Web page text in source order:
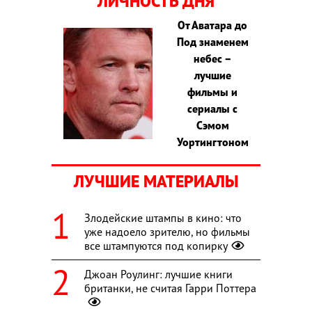
От Аватара до
Под знаменем
небес –
лучшие
фильмы и
сериалы с
Сэмом
Уортингтоном
ЛУЧШИЕ МАТЕРИАЛЫ
Злодейские штампы в кино: что
уже надоело зрителю, но фильмы
все штампуются под копирку
Джоан Роулинг: лучшие книги
британки, не считая Гарри Поттера